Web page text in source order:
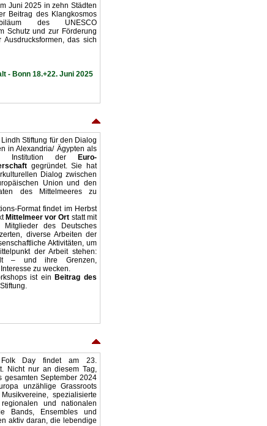
Juni 2025 in zehn Städten
Beitrag des Klangkosmos
des UNESCO
Schutz und zur Förderung
das sich
- Bonn 18.+22. Juni 2025
Stiftung für den Dialog
in Alexandria/ Ägypten als
Institution der
Euro-
gegründet. Sie hat
Dialog zwischen
Union und den
des Mittelmeeres zu
Format findet im Herbst
Mittelmeer vor Ort statt mit
Mitglieder des Deutsches
diverse Arbeiten der
Aktivitäten, um
der Arbeit stehen:
– und ihre Grenzen,
zu wecken.
ist ein Beitrag des
Day findet am 23.
Nicht nur an diesem Tag,
gesamten September 2024
unzählige Grassroots
spezialisierte
und nationalen
Bands, Ensembles und
aktiv daran, die lebendige